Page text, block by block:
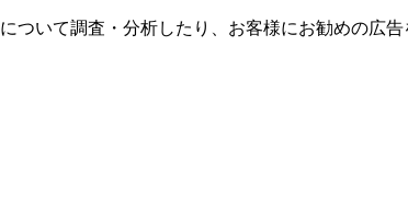
ついて調査・分析したり、お客様にお勧めの広